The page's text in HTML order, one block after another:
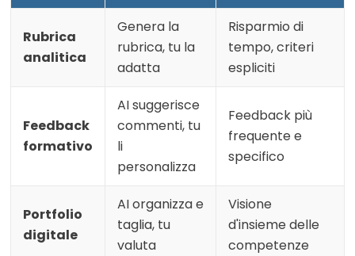
Rubrica
analitica
Genera la
rubrica, tu la
adatta
Risparmio di
tempo, criteri
espliciti
Feedback
formativo
AI suggerisce
commenti, tu
li
personalizza
Feedback più
frequente e
specifico
Portfolio
digitale
AI organizza e
taglia, tu
valuta
Visione
d'insieme delle
competenze